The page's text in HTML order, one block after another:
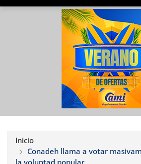
Inicio
Conadeh llama a votar
la voluntad popular